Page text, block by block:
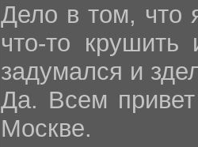
Дело в том, что
что-то
задумался и
Да. Всем
Москве.